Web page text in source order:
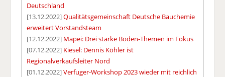
Deutschland
[13.12.2022]Qualitätsgemeinschaft Deutsche Bauchemie
erweitert Vorstandsteam
[12.12.2022] Mapei: Drei starke Boden-Themen im Fokus
[07.12.2022] Kiesel: Dennis Köhler ist
Regionalverkaufsleiter Nord
[01.12.2022]Verfuger-Workshop 2023 wieder mit reichlich